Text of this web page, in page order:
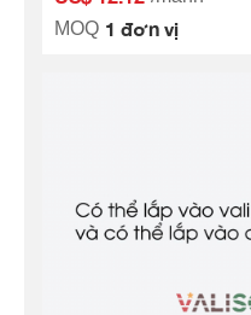
MOQ 1 đơn vị